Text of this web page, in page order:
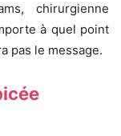
chirurgienne
à quel point
pas le message.